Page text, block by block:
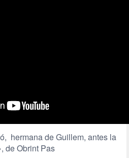
hermana de Guillem, antes la
de Obrint Pas